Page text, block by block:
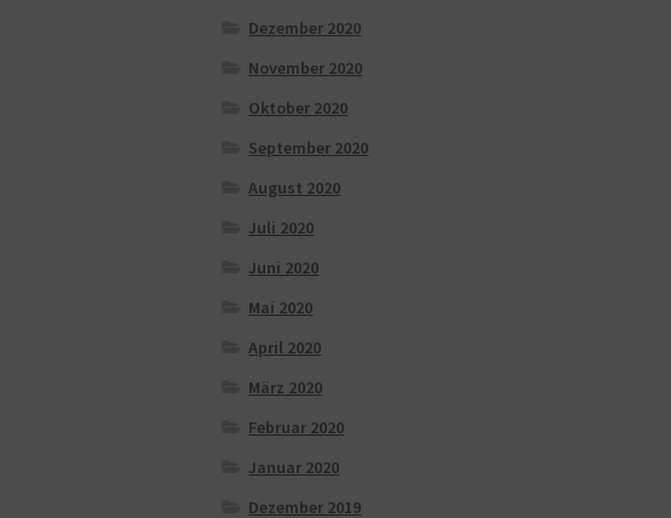
Dezember 2020
November 2020
Oktober 2020
September 2020
August 2020
Juli 2020
Juni 2020
Mai 2020
April 2020
März 2020
Februar 2020
Januar 2020
Dezember 2019